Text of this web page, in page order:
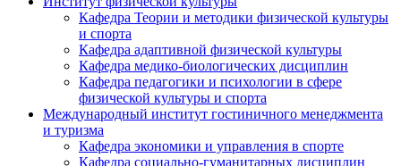
Кафедра Теории и методики физической культуры
и спорта
Кафедра адаптивной физической культуры
Кафедра медико-биологических дисциплин
Кафедра педагогики и психологии в сфере
физической культуры и спорта
Международный институт гостиничного менеджмента
и туризма
Кафедра экономики и управления в спорте
Кафедра социально-гуманитарных дисциплин